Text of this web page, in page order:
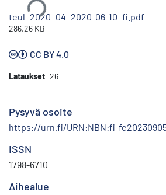
teul_2020_04_2020-06-10_fi.pdf
286.26 KB
CC BY 4.0
Lataukset 26
Pysyvä osoite
https://urn.fi/URN:NBN:fi-
ISSN
1798-6710
Aihealue